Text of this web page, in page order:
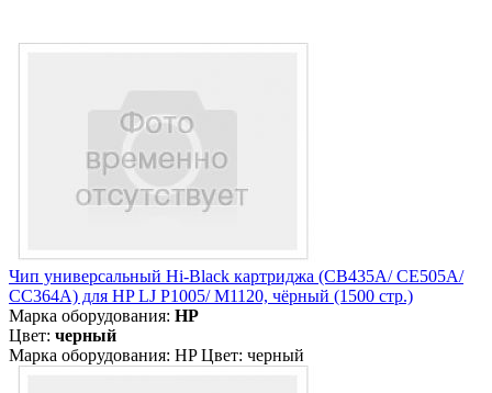
Чип универсальный Hi-Black картриджа (CB435A/ CE505A/
CC364A) для HP LJ P1005/ M1120, чёрный (1500 стр.)
Марка оборудования: HP
Цвет: черный
Марка оборудования: HP Цвет: черный